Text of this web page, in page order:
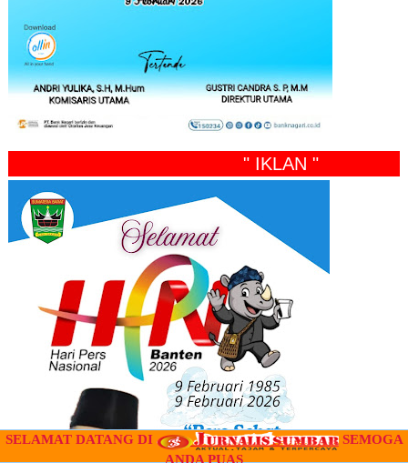
" IKLAN "
SELAMAT DATANG DI
SEMOGA
ANDA PUAS